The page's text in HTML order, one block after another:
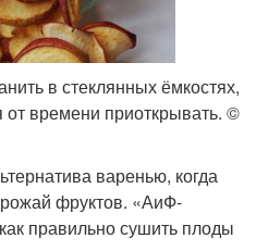
в стеклянных ёмкостях,
от времени приоткрывать. ©
варенью, когда
фруктов. «АиФ-
правильно сушить плоды